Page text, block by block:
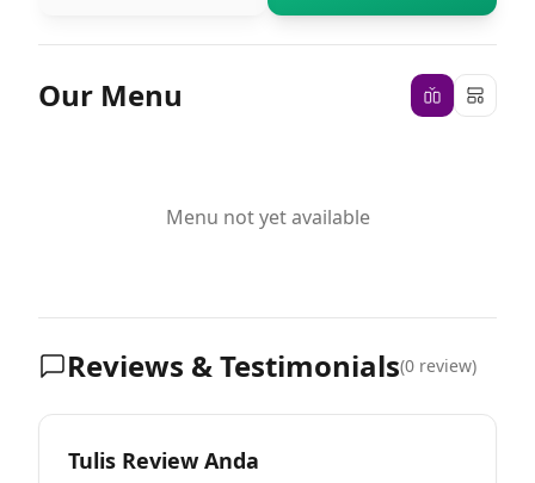
Our Menu
Menu not yet available
Reviews & Testimonials(0 review)
Tulis Review Anda